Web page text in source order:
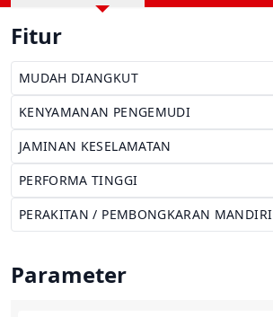
Fitur
MUDAH DIANGKUT
KENYAMANAN PENGEMUDI
JAMINAN KESELAMATAN
PERFORMA TINGGI
PERAKITAN / PEMBONGKARAN MANDIRI
Parameter